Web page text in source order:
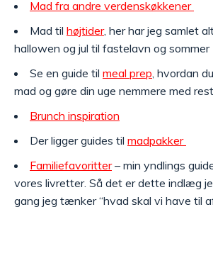
Mad fra andre verdenskøkkener
Mad til højtider, her har jeg samlet
hallowen og jul til fastelavn og sommer
Se en guide til meal prep , hvordan
mad og gøre din uge nemmere med
Brunch inspiration
Der ligger guides til madpakker
Familiefavoritter– min yndlings
vores livretter. Så det er dette indlæg
gang jeg tænker “hvad skal vi have til